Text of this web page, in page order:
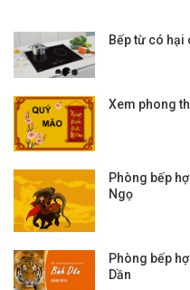
Bếp từ có hại
Xem phong
Phòng bếp
Ngọ
Phòng bếp
Dần